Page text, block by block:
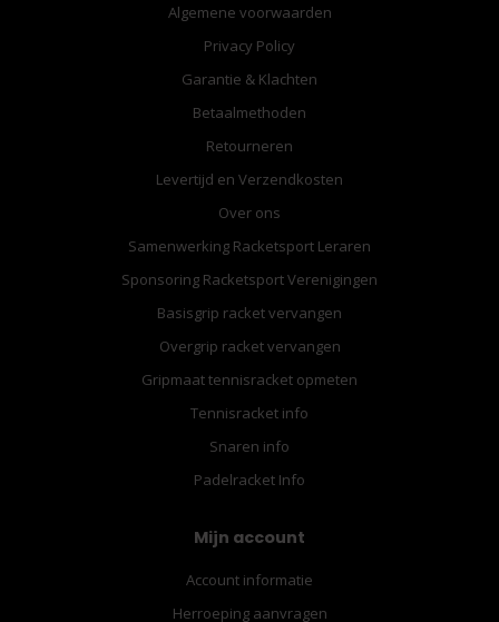
Algemene voorwaarden
Privacy Policy
Garantie & Klachten
Betaalmethoden
Retourneren
Levertijd en Verzendkosten
Over ons
Samenwerking Racketsport Leraren
Sponsoring Racketsport Verenigingen
Basisgrip racket vervangen
Overgrip racket vervangen
Gripmaat tennisracket opmeten
Tennisracket info
Snaren info
Padelracket Info
Mijn account
Account informatie
Herroeping aanvragen